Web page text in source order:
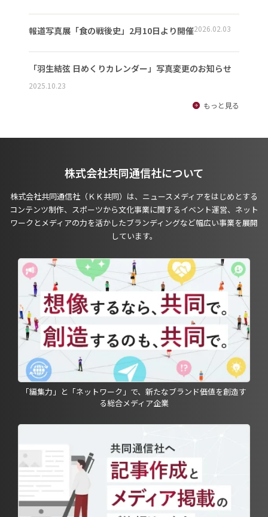
報道写真展「食の戦後史」2月10日より開催2026.02.03
「羽生結弦 日めくりカレンダー」写真変更のお知らせ
2025.10.23
もっと見る
株式会社共同通信社について
株式会社共同通信社（ＫＫ共同）は、ニュースメディアをはじめとする
コンテンツ制作、スポーツから文化事業に関するイベント運営、ネット
ワークとメディアの力を活かしたブランディングなど幅広い事業を展開
しています。
「編集力」と「ネットワーク」で、新たなブランド価値を創造す
る総合メディア企業